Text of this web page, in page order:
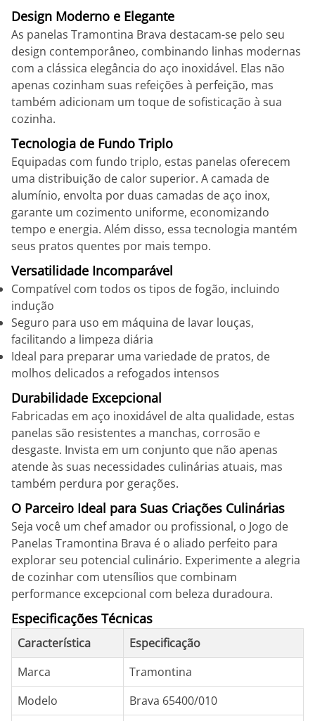
Design Moderno e Elegante
As panelas Tramontina Brava destacam-se pelo seu
design contemporâneo, combinando linhas modernas
com a clássica elegância do aço inoxidável. Elas não
apenas cozinham suas refeições à perfeição, mas
também adicionam um toque de sofisticação à sua
cozinha.
Tecnologia de Fundo Triplo
Equipadas com fundo triplo, estas panelas oferecem
uma distribuição de calor superior. A camada de
alumínio, envolta por duas camadas de aço inox,
garante um cozimento uniforme, economizando
tempo e energia. Além disso, essa tecnologia mantém
seus pratos quentes por mais tempo.
Versatilidade Incomparável
Compatível com todos os tipos de fogão, incluindo
indução
Seguro para uso em máquina de lavar louças,
facilitando a limpeza diária
Ideal para preparar uma variedade de pratos, de
molhos delicados a refogados intensos
Durabilidade Excepcional
Fabricadas em aço inoxidável de alta qualidade, estas
panelas são resistentes a manchas, corrosão e
desgaste. Invista em um conjunto que não apenas
atende às suas necessidades culinárias atuais, mas
também perdura por gerações.
O Parceiro Ideal para Suas Criações Culinárias
Seja você um chef amador ou profissional, o Jogo de
Panelas Tramontina Brava é o aliado perfeito para
explorar seu potencial culinário. Experimente a alegria
de cozinhar com utensílios que combinam
performance excepcional com beleza duradoura.
Especificações Técnicas
Característica
Especificação
Marca
Tramontina
Modelo
Brava 65400/010